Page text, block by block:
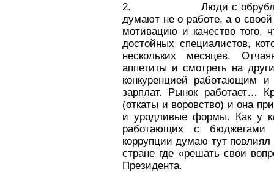
2. Люди с
думают не о работе, а о
мотивацию и качество того,
достойных специалистов,
нескольких месяцев.
аппетиты и смотреть на
конкуренцией работающим
зарплат. Рынок работает…
(откаты и воровство) и она
и уродливые формы. Как у
работающих с
коррупции думаю тут
стране где «решать свои
Президента.